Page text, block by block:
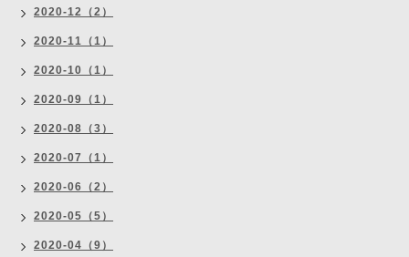
2020-12（2）
2020-11（1）
2020-10（1）
2020-09（1）
2020-08（3）
2020-07（1）
2020-06（2）
2020-05（5）
2020-04（9）